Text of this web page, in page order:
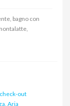
bagno con
out
Aria